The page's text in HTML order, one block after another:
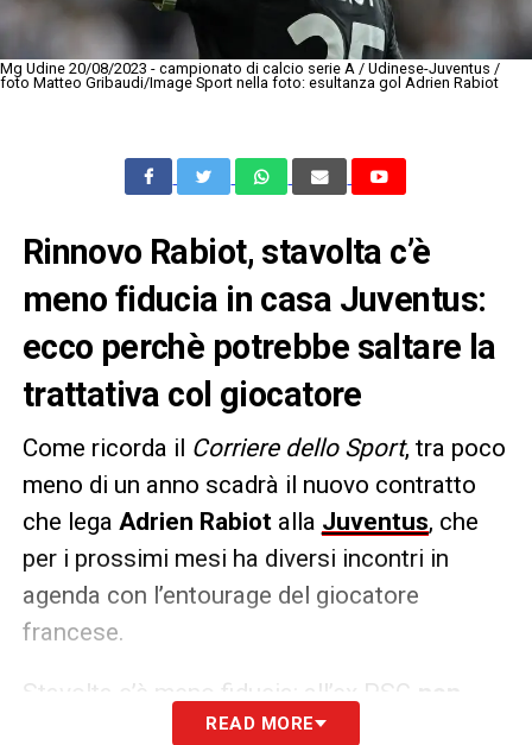
Mg Udine 20/08/2023 - campionato di calcio serie A / Udinese-Juventus /
foto Matteo Gribaudi/Image Sport nella foto: esultanza gol Adrien Rabiot
Rinnovo Rabiot, stavolta c’è
meno fiducia in casa Juventus:
ecco perchè potrebbe saltare la
trattativa col giocatore
Come ricorda il Corriere dello Sport, tra poco
meno di un anno scadrà il nuovo contratto
che lega Adrien Rabiotalla Juventus, che
per i prossimi mesi ha diversi incontri in
agenda con l’entourage del giocatore
francese.
Stavolta c’è meno fiducia: all’ex PSG
potranno essere offerte le attuali cifre
READ MORE